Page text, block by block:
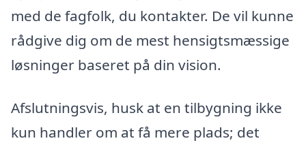
med de fagfolk, du kontakter. De vil kunne
rådgive dig om de mest hensigtsmæssige
løsninger baseret på din vision.
Afslutningsvis, husk at en tilbygning ikke
kun handler om at få mere plads; det